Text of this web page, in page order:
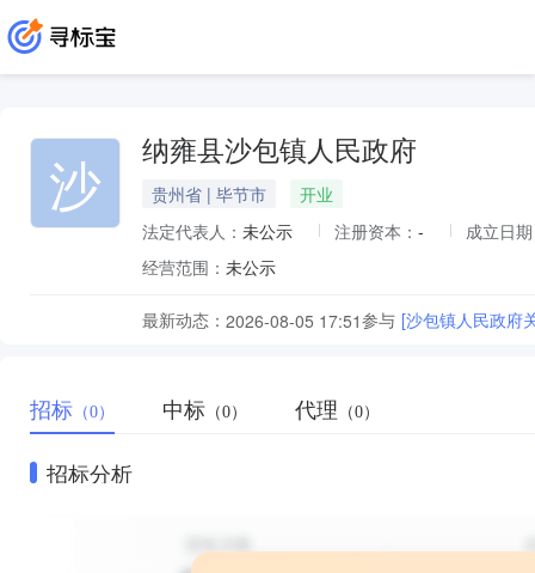
沙 纳雍县沙包镇人民政府
贵州省 | 毕节市
开业
法定代表人： 未公示 注册资本： -
成立日
经营范围： 未公示
最新动态： 2026-08-05 17:51参与 [沙包镇人民政府
招标 （0） 中标 （0） 代理 （0）
招标分析